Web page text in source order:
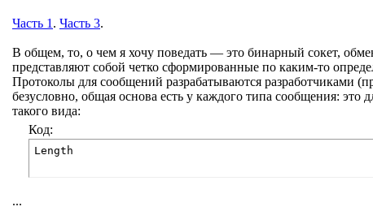
Часть 1 . Часть 3.
В общем, то, о чем я хочу поведать — это бинарный сокет,
представляют собой четко сформированные по каким-то
Протоколы для сообщений разрабатываются разработчиками
безусловно, общая основа есть у каждого типа сообщения:
такого вида:
Код:
Length
...